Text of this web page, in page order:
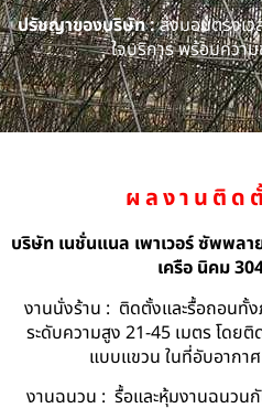
ปรัชญาของบริษัท :ส่งมอบตรงเ
ใจบริการ พร้อมควา
ผลงานติด
บริษัท เนชั่นแนล เพาเวอร์ ซัพพล
เครือ นิคม
งานนั่งร้าน : ติดตั้งและรื้อถอนทั้
ระดับความสูง 21-45 เมตร โดย
แบบแขวน ในที่อับอากา
งานฉนวน : รื้อและหุ้มงานฉนวน